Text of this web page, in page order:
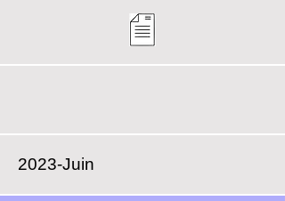
2023-Juin